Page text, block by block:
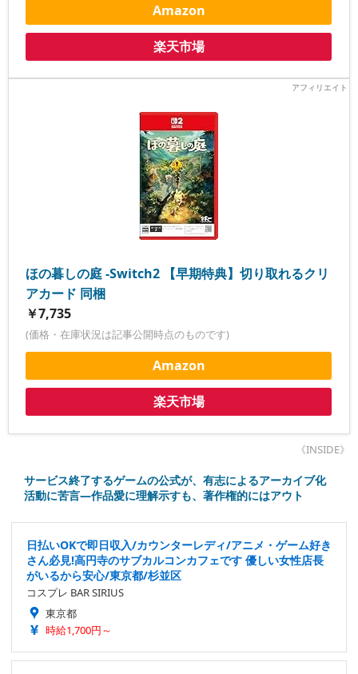
Amazon
楽天市場
ほの暮しの庭 -Switch2 【早期特典】切り取れるクリ
アカード 同梱
￥7,735
(価格・在庫状況は記事公開時点のものです)
Amazon
楽天市場
《INSIDE》
サービス終了するゲームの公式が、有志によるアーカイブ化
活動に苦言―作品愛に理解示すも、著作権的にはアウト
日払いOKで即日収入/カウンターレディ/アニメ・ゲーム好き
さん必見!高円寺のサブカルコンカフェです 優しい女性店長
がいるから安心/東京都/杉並区
コスプレ BAR SIRIUS
東京都
時給1,700円～